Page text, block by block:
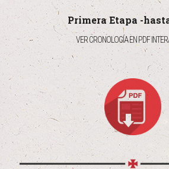
Primera Etapa -
VER CRONOLOGÍA EN PDF